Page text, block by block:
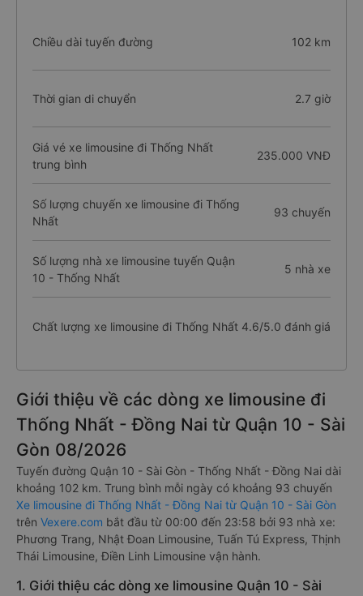
Chiều dài tuyến đường 102 km
Thời gian di chuyển 2.7 giờ
Giá vé xe limousine đi Thống Nhất
trung bình
235.000 VNĐ
Số lượng chuyến xe limousine đi Thống
Nhất
93 chuyến
Số lượng nhà xe limousine tuyến Quận
10 - Thống Nhất
5 nhà xe
Chất lượng xe limousine đi Thống Nhất 4.6/5.0 đánh giá
Giới thiệu về các dòng xe limousine đi
Thống Nhất - Đồng Nai từ Quận 10 - Sài
Gòn 08/2026
Tuyến đường Quận 10 - Sài Gòn - Thống Nhất - Đồng Nai dài
khoảng 102 km. Trung bình mỗi ngày có khoảng 93 chuyến
Xe limousine đi Thống Nhất - Đồng Nai từ Quận 10 - Sài Gòn
trên Vexere.com bắt đầu từ 00:00 đến 23:58 bởi 93 nhà xe:
Phương Trang, Nhật Đoan Limousine, Tuấn Tú Express, Thịnh
Thái Limousine, Điền Linh Limousine vận hành.
1. Giới thiệu các dòng xe limousine Quận 10 - Sài